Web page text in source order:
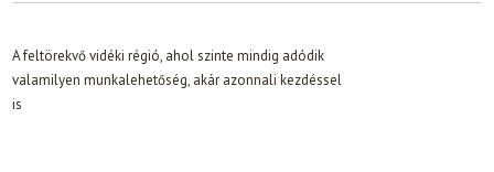
A feltörekvő vidéki régió, ahol szinte mindig adódik
valamilyen munkalehetőség, akár azonnali kezdéssel
is